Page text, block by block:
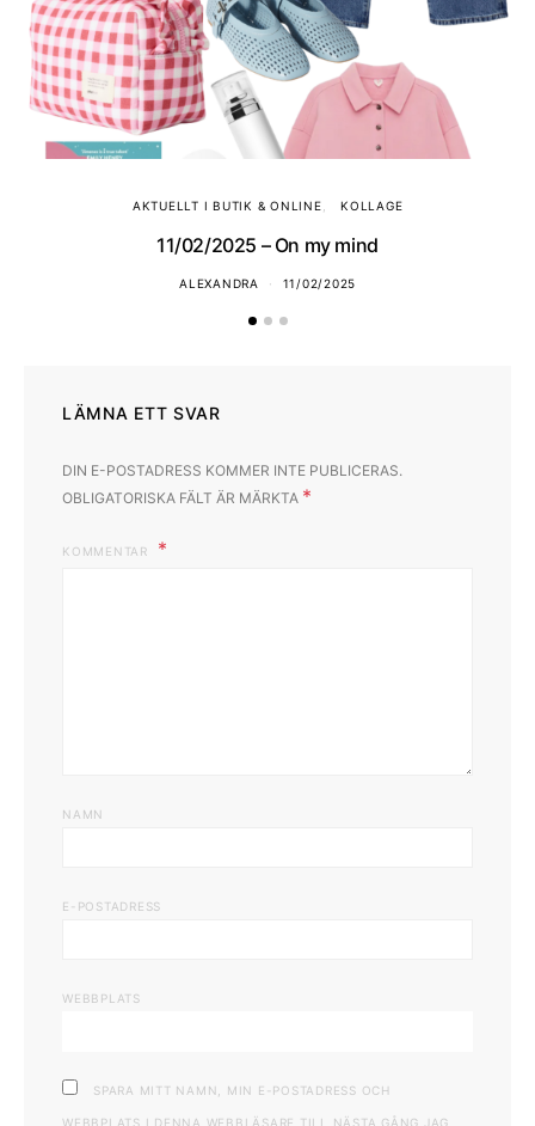
AKTUELLT I BUTIK & ONLINE KOLLAGE
11/02/2025 – On my mind
ALEXANDRA 11/02/2025
LÄMNA ETT SVAR
DIN E-POSTADRESS KOMMER INTE PUBLICERAS.
OBLIGATORISKA FÄLT ÄR MÄRKTA *
KOMMENTAR
NAMN
E-POSTADRESS
WEBBPLATS
SPARA MITT NAMN, MIN E-POSTADRESS OCH
WEBBPLATS I DENNA WEBBLÄSARE TILL NÄSTA GÅNG JAG